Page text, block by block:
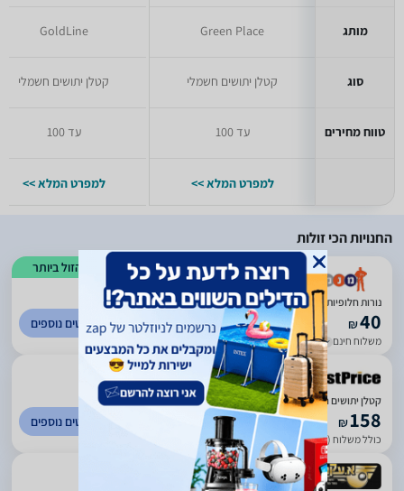
מותג
סוג
טווח מחירים
Green Place
קטלן יתושים חשמלי
עד 100
למפרט המלא >>
GoldLine
קטלן יתושים חשמלי
עד 100
למפרט המלא >>
החנויות הכי זולות
הזול ביותר
4.2
(
145
)
נורות חלופיות להוריקן טייזר ולקטלנים מדגם זהה
₪40
משלוח חינם עד 7 ימי עסקים
לפרטים נוספים
קטלן יתושים חשמלי עוצמתי Green Place דגם הוריקן טייזר
₪158
כולל משלוח (9 ₪) עד 10 ימי עסקים
לפרטים נוספים
5
(
167
)